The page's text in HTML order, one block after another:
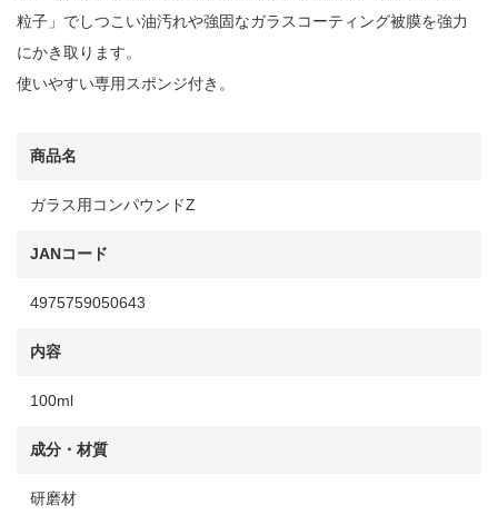
粒子」でしつこい油汚れや強固なガラスコーティング被膜を強力
にかき取ります。
使いやすい専用スポンジ付き。
商品名
ガラス用コンパウンドZ
JANコード
4975759050643
内容
100ml
成分・材質
研磨材